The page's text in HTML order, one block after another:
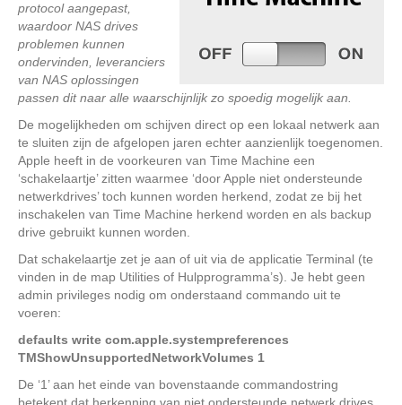
protocol aangepast,
waardoor NAS drives
problemen kunnen
ondervinden, leveranciers
van NAS oplossingen
passen dit naar alle waarschijnlijk zo spoedig mogelijk aan.
De mogelijkheden om schijven direct op een lokaal netwerk aan
te sluiten zijn de afgelopen jaren echter aanzienlijk toegenomen.
Apple heeft in de voorkeuren van Time Machine een
‘schakelaartje’ zitten waarmee ‘door Apple niet ondersteunde
netwerkdrives’ toch kunnen worden herkend, zodat ze bij het
inschakelen van Time Machine herkend worden en als backup
drive gebruikt kunnen worden.
Dat schakelaartje zet je aan of uit via de applicatie Terminal (te
vinden in de map Utilities of Hulpprogramma’s). Je hebt geen
admin privileges nodig om onderstaand commando uit te
voeren:
defaults write com.apple.systempreferences
TMShowUnsupportedNetworkVolumes 1
De ‘1’ aan het einde van bovenstaande commandostring